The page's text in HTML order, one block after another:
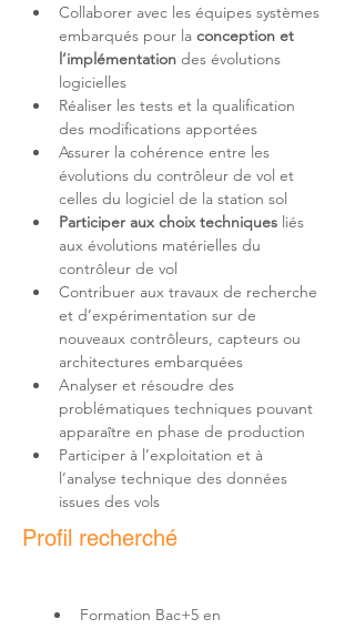
Collaborer avec les équipes systèmes
embarqués pour la conception et
l’implémentation des évolutions
Réaliser les tests et la qualification
des modifications apportées
Assurer la cohérence entre les
évolutions du contrôleur de vol et
Participer aux choix techniques liés
aux évolutions matérielles du
Contribuer aux travaux de recherche
et d’expérimentation sur de
nouveaux contrôleurs, capteurs ou
Analyser et résoudre des
problématiques techniques pouvant
Participer à l’exploitation et à
l’analyse technique des données
issues des vols
Profil recherché
Formation Bac+5 en